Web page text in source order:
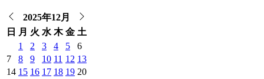
2025年12月
日
月 火 水 木 金 土
1
2 3 4 5
6
7
8 9 10 11 12 13
14 15 16 17 18 19 20